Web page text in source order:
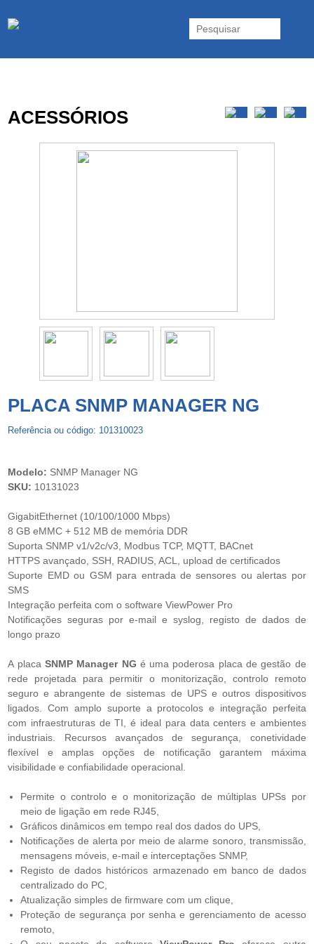
Inversores e acessórios. Portugal.
ACESSÓRIOS
PLACA SNMP MANAGER NG
Referência ou código: 101310023
Modelo: SNMP Manager NG
SKU: 10131023
GigabitEthernet (10/100/1000 Mbps)
8 GB eMMC + 512 MB de memória DDR
Suporta SNMP v1/v2c/v3, Modbus TCP, MQTT, BACnet
HTTPS avançado, SSH, RADIUS, ACL, upload de certificados
Suporte EMD ou GSM para entrada de sensores ou alertas por
SMS
Integração perfeita com o software ViewPower Pro
Notificações seguras por e-mail e syslog, registo de dados de
longo prazo
A placa SNMP Manager NG é uma poderosa placa de gestão de
rede projetada para permitir o monitorização, controlo remoto
seguro e abrangente de sistemas de UPS e outros dispositivos
ligados. Com amplo suporte a protocolos e integração perfeita
com infraestruturas de TI, é ideal para data centers e ambientes
industriais. Recursos avançados de segurança, conetividade
flexível e amplas opções de notificação garantem máxima
visibilidade e confiabilidade operacional.
Permite o controlo e o monitorização de múltiplas UPSs por
meio de ligação em rede RJ45,
Gráficos dinâmicos em tempo real dos dados do UPS,
Notificações de alerta por meio de alarme sonoro, transmissão,
mensagens móveis, e-mail e interceptações SNMP,
Registo de dados históricos armazenado em banco de dados
centralizado do PC,
Atualização simples de firmware com um clique,
Proteção de segurança por senha e gerenciamento de acesso
remoto,